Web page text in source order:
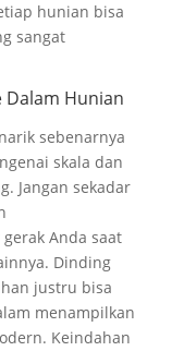
hunian bisa
sangat
Dalam Hunian
sebenarnya
skala dan
Jangan sekadar
Anda saat
Dinding
justru bisa
menampilkan
Keindahan